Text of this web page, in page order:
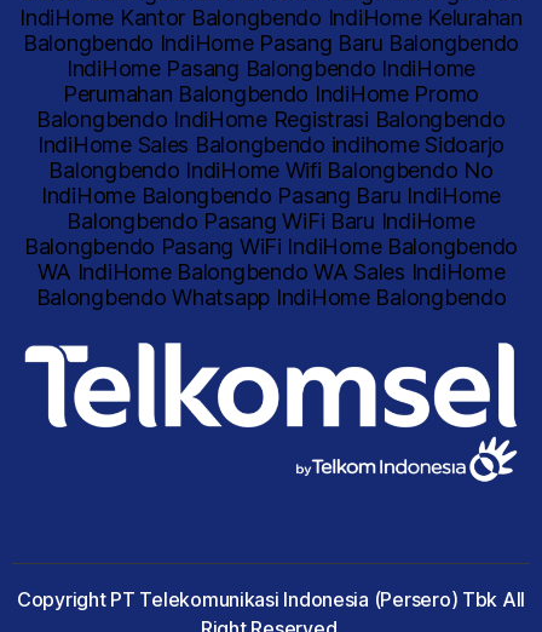
Copyright PT Telekomunikasi Indonesia (Persero) Tbk All